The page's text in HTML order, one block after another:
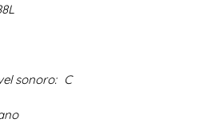
sonoro: C